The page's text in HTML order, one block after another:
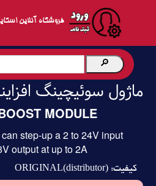
فروشگاه آنلاین
ماژول سوئیچینگ
MODULE
step-up a 2 to 24V input
output at up to 2A
کیفیت: ORIGINAL(distributor)